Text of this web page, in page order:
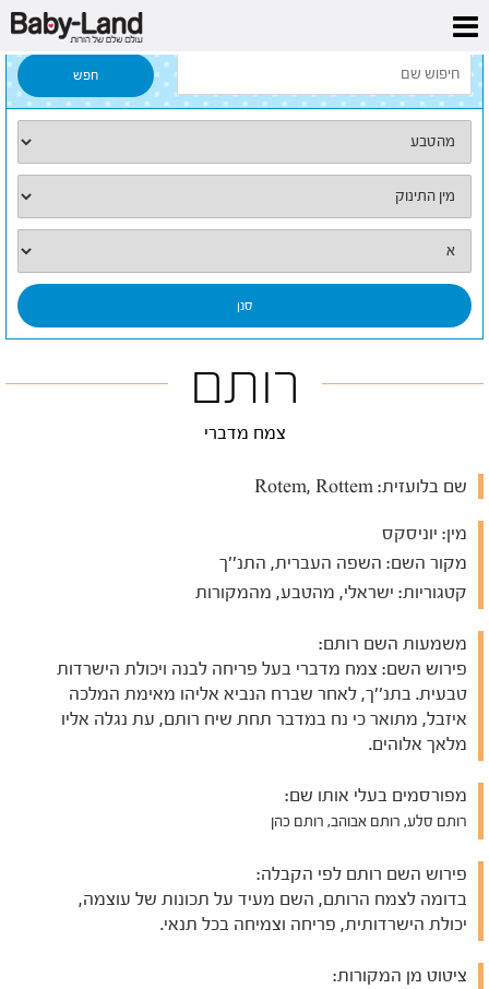
דף הבית
רותם
צמח מדברי
שם בלועזית:
מין: יוניסקס
מקור השם: השפה העברית, התנ''ך
קטגוריות: ישראלי, מהטבע, מהמקורות
משמעות השם רותם:
פירוש השם: צמח מדברי בעל פריחה לבנה ויכולת הישרדות
טבעית. בתנ''ך, לאחר שברח הנביא אליהו מאימת המלכה
איזבל, מתואר כי נח במדבר תחת שיח רותם, עת נגלה אליו
מלאך אלוהים.
מפורסמים בעלי אותו שם:
רותם סלע, רותם אבוהב, רותם כהן
פירוש השם רותם לפי הקבלה:
בדומה לצמח הרותם, השם מעיד על תכונות של עוצמה,
יכולת הישרדותית, פריחה וצמיחה בכל תנאי.
ציטוט מן המקורות: